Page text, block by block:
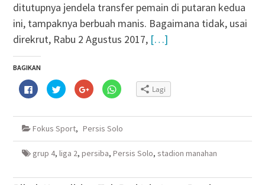
ditutupnya jendela transfer pemain di putaran kedua
ini, tampaknya berbuah manis. Bagaimana tidak, usai
direkrut, Rabu 2 Agustus 2017, […]
BAGIKAN
Klik
untuk
membagikan
Facebook(Membuka
jendela
baru)
Klik
untuk
berbagi
Twitter(Membuka
jendela
yang
baru)
Klik
untuk
berbagi
Google+
di
yang
baru)
Klik
untuk
WhatsApp(Membuka
jendela
baru)
Lagi
Fokus Sport, Persis Solo
grup 4, liga 2, persiba, Persis Solo, stadion manahan